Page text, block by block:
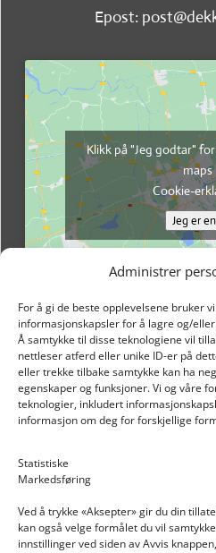
Administrer
For å gi de beste opplevelsene bruker
informasjonskapsler for å lagre og/
Å samtykke til disse teknologiene vil
nettleser atferd eller unike ID-er på
eller trekke tilbake samtykke kan ha
egenskaper og funksjoner. Vi og våre
teknologier, inkludert
informasjon om deg for forskjellige
Statistiske
Markedsføring
Ved å trykke «Aksepter» gir du din
kan også velge formålet du vil
innstillinger ved siden av Avvis
Epost:
Klikk på "Jeg godtar"
maps
Cookie-
Jeg er